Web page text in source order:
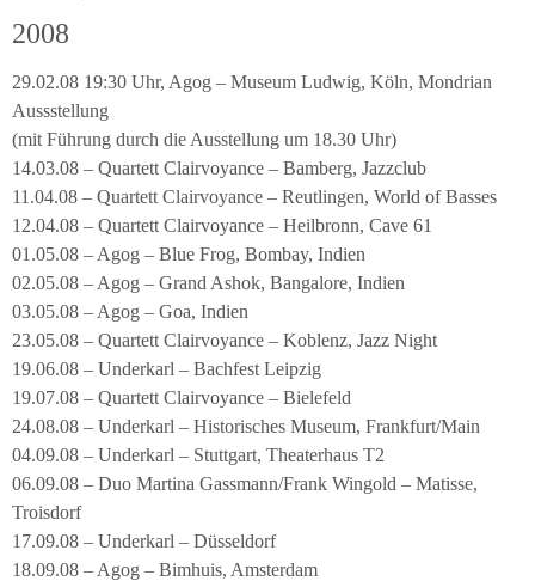
2008
29.02.08 19:30 Uhr, Agog – Museum Ludwig, Köln, Mondrian
Aussstellung
(mit Führung durch die Ausstellung um 18.30 Uhr)
14.03.08 – Quartett Clairvoyance – Bamberg, Jazzclub
11.04.08 – Quartett Clairvoyance – Reutlingen, World of Basses
12.04.08 – Quartett Clairvoyance – Heilbronn, Cave 61
01.05.08 – Agog – Blue Frog, Bombay, Indien
02.05.08 – Agog – Grand Ashok, Bangalore, Indien
03.05.08 – Agog – Goa, Indien
23.05.08 – Quartett Clairvoyance – Koblenz, Jazz Night
19.06.08 – Underkarl – Bachfest Leipzig
19.07.08 – Quartett Clairvoyance – Bielefeld
24.08.08 – Underkarl – Historisches Museum, Frankfurt/Main
04.09.08 – Underkarl – Stuttgart, Theaterhaus T2
06.09.08 – Duo Martina Gassmann/Frank Wingold – Matisse,
Troisdorf
17.09.08 – Underkarl – Düsseldorf
18.09.08 – Agog – Bimhuis, Amsterdam